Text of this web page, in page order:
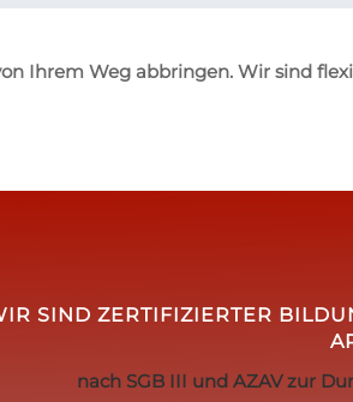
Ihrem Weg abbringen. Wir sind
SIND ZERTIFIZIERTER
nach SGB III und AZAV zur